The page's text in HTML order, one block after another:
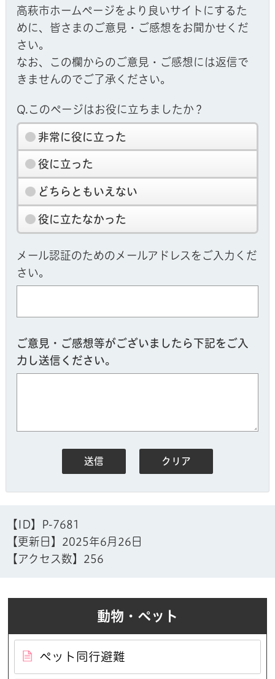
高萩市ホームページをより良いサイトにするた
めに、皆さまのご意見・ご感想をお聞かせくだ
さい。
なお、この欄からのご意見・ご感想には返信で
きませんのでご了承ください。
Q.このページはお役に立ちましたか？
非常に役に立った
役に立った
どちらともいえない
役に立たなかった
メール認証のためのメールアドレスをご入力くだ
さい。
ご意見・ご感想等がございましたら下記をご入
力し送信ください。
【ID】
P-7681
【更新日】 2025年6月26日
【アクセス数】 256
動物・ペット
ペット同行避難